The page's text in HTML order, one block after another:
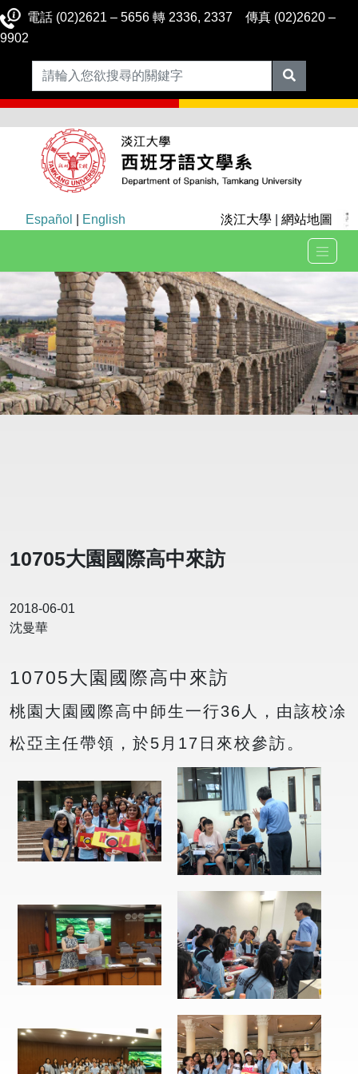
電話 (02)2621 – 5656 轉 2336, 2337 傳真 (02)2620 –
9902
Español English 淡江大學 網站地圖
10705大園國際高中來訪
2018-06-01
沈曼華
10705大園國際高中來訪
桃園大園國際高中師生一行36人，由該校凃
松亞主任帶領，於5月17日來校參訪。